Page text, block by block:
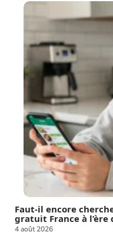
Faut-il encore
gratuit France à
4 août 2026